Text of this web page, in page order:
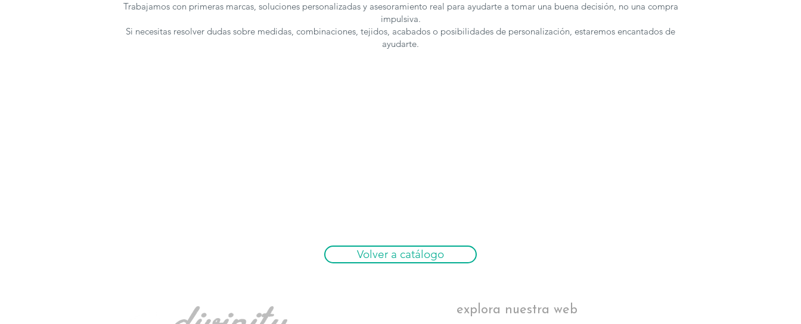
Trabajamos con primeras marcas, soluciones personalizadas y asesoramiento real para ayudarte a tomar una buena decisión, no una compra
impulsiva.
Si necesitas resolver dudas sobre medidas, combinaciones, tejidos, acabados o posibilidades de personalización, estaremos encantados de
ayudarte.
Volver a catálogo
explora nuestra web